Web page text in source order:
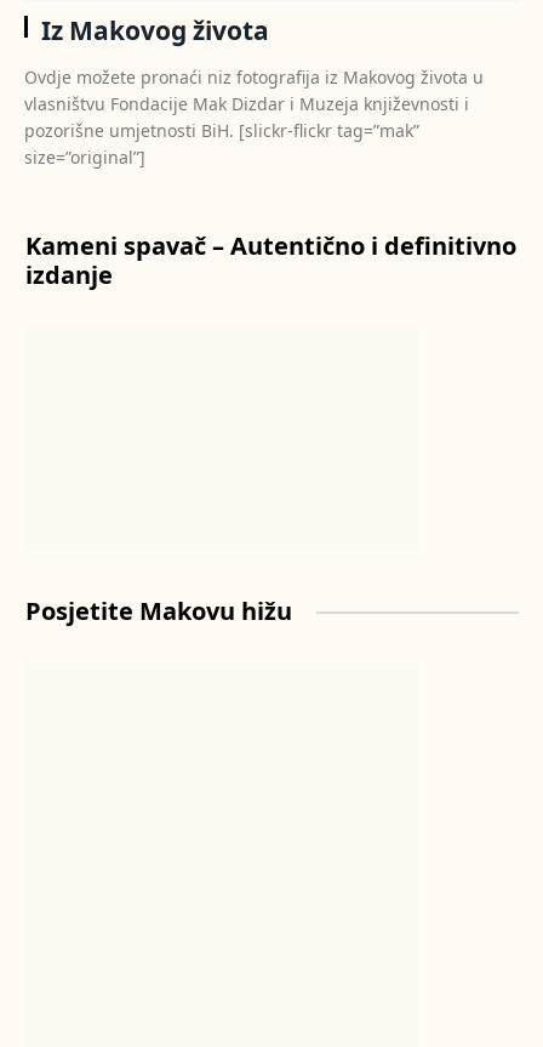
Iz Makovog života
Ovdje možete pronaći niz fotografija iz Makovog života u
vlasništvu Fondacije Mak Dizdar i Muzeja književnosti i
pozorišne umjetnosti BiH. [slickr-flickr tag=”mak”
size=”original”]
Kameni spavač – Autentično i definitivno
izdanje
Posjetite Makovu hižu